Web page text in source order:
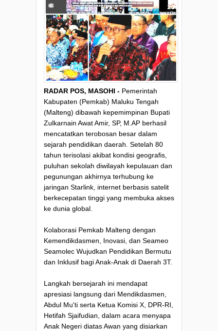
RADAR POS, MASOHI - Pemerintah
Kabupaten (Pemkab) Maluku Tengah
(Malteng) dibawah kepemimpinan Bupati
Zulkarnain Awat Amir, SP, M.AP berhasil
mencatatkan terobosan besar dalam
sejarah pendidikan daerah. Setelah 80
tahun terisolasi akibat kondisi geografis,
puluhan sekolah diwilayah kepulauan dan
pegunungan akhirnya terhubung ke
jaringan Starlink, internet berbasis satelit
berkecepatan tinggi yang membuka akses
ke dunia global.
Kolaborasi Pemkab Malteng dengan
Kemendikdasmen, Inovasi, dan Seameo
Seamolec Wujudkan Pendidikan Bermutu
dan Inklusif bagi Anak-Anak di Daerah 3T.
Langkah bersejarah ini mendapat
apresiasi langsung dari Mendikdasmen,
Abdul Mu'ti serta Ketua Komisi X, DPR-RI,
Hetifah Sjaifudian, dalam acara menyapa
Anak Negeri diatas Awan yang disiarkan